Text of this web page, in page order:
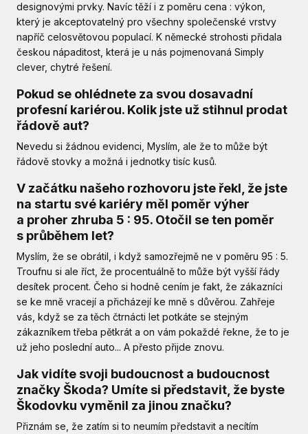
designovými prvky. Navíc těží i z poměru cena : výkon,
který je akceptovatelný pro všechny společenské vrstvy
napříč celosvětovou populací. K německé strohosti přidala
českou nápaditost, která je u nás pojmenovaná Simply
clever, chytré řešení.
Pokud se ohlédnete za svou dosavadní
profesní kariérou. Kolik jste už stihnul prodat
řádově aut?
Nevedu si žádnou evidenci, Myslím, ale že to může být
řádově stovky a možná i jednotky tisíc kusů.
V začátku našeho rozhovoru jste řekl, že jste
na startu své kariéry měl poměr výher
a proher zhruba 5 : 95. Otočil se ten poměr
s průběhem let?
Myslím, že se obrátil, i když samozřejmě ne v poměru 95 : 5.
Troufnu si ale říct, že procentuálně to může být vyšší řády
desítek procent. Čeho si hodně cením je fakt, že zákazníci
se ke mně vracejí a přicházejí ke mně s důvěrou. Zahřeje
vás, když se za těch čtrnácti let potkáte se stejným
zákazníkem třeba pětkrát a on vám pokaždé řekne, že to je
už jeho poslední auto... A přesto přijde znovu.
Jak vidíte svoji budoucnost a budoucnost
značky Škoda? Umíte si představit, že byste
Škodovku vyměnil za jinou značku?
Přiznám se, že zatím si to neumím představit a necítím